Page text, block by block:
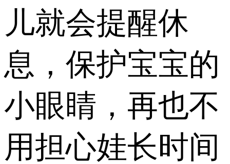
儿就会提醒休
息，保护宝宝的
小眼睛，再也不
用担心娃长时间